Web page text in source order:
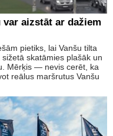
aizstāt ar dažiem
pietiks, lai Vanšu tilta
skatāmies plašāk un
Mērķis — nevis cerēt, ka
reālus maršrutus Vanšu